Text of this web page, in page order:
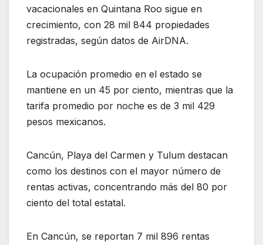
vacacionales en Quintana Roo sigue en
crecimiento, con 28 mil 844 propiedades
registradas, según datos de AirDNA.
La ocupación promedio en el estado se
mantiene en un 45 por ciento, mientras que la
tarifa promedio por noche es de 3 mil 429
pesos mexicanos.
Cancún, Playa del Carmen y Tulum destacan
como los destinos con el mayor número de
rentas activas, concentrando más del 80 por
ciento del total estatal.
En Cancún, se reportan 7 mil 896 rentas